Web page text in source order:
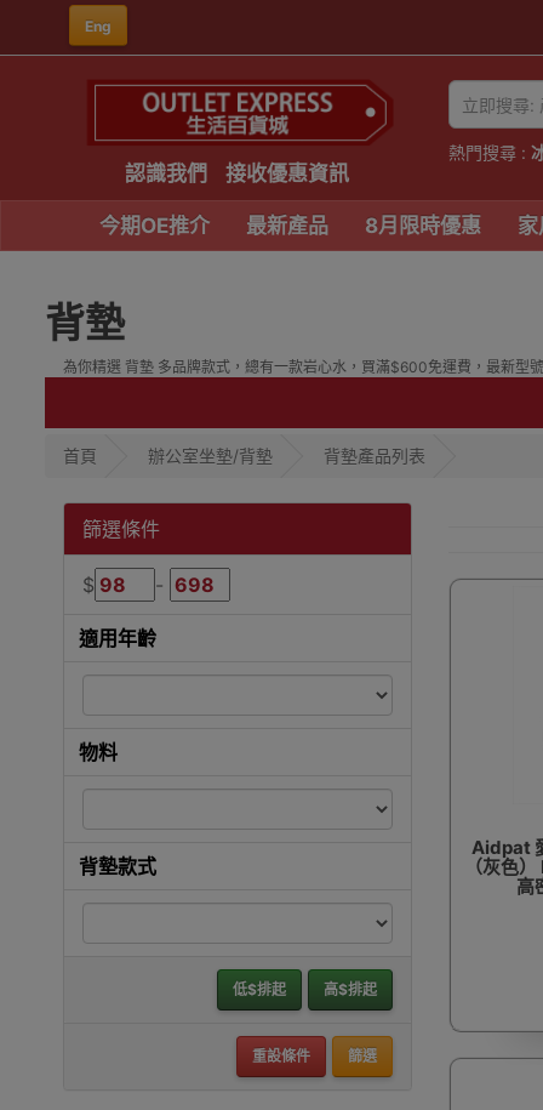
Eng
認識我們 接收優惠資訊
熱門搜尋 :
今期OE推介 最新產品 8月限時優惠
背墊
為你精選 背墊 多品牌款式，總有一款岩心水，買滿$600免運費，最新型
首頁 辦公室坐墊/背墊 背墊產品列表
篩選條件
$ -
適用年齡
物料
背墊款式
低$排起 高$排起
重設條件 篩選
Aidpat
（灰色
高